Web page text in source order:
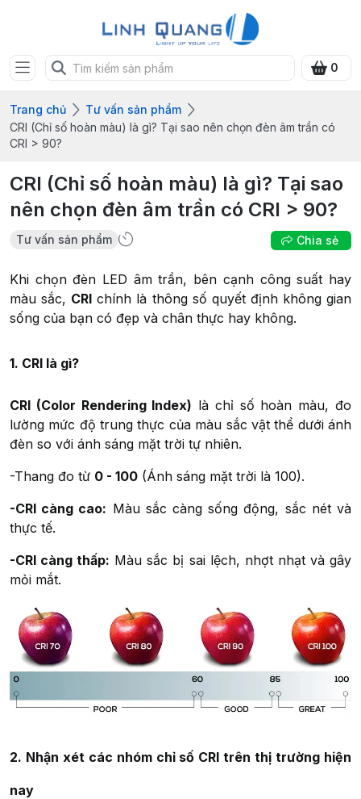
0
Trang chủ
Tư vấn sản phẩm
CRI (Chỉ số hoàn màu) là gì? Tại sao nên chọn đèn âm trần có
CRI > 90?
CRI (Chỉ số hoàn màu) là gì? Tại sao
nên chọn đèn âm trần có CRI > 90?
Tư vấn sản phẩm Chia sẻ
Khi chọn đèn LED âm trần, bên cạnh công suất hay
màu sắc, CRI chính là thông số quyết định không gian
sống của bạn có đẹp và chân thực hay không.
1. CRI là gì?
CRI (Color Rendering Index) là chỉ số hoàn màu, đo
lường mức độ trung thực của màu sắc vật thể dưới ánh
đèn so với ánh sáng mặt trời tự nhiên.
-Thang đo từ 0 - 100 (Ánh sáng mặt trời là 100).
-CRI càng cao: Màu sắc càng sống động, sắc nét và
thực tế.
-CRI càng thấp: Màu sắc bị sai lệch, nhợt nhạt và gây
mỏi mắt.
2. Nhận xét các nhóm chỉ số CRI trên thị trường hiện
nay